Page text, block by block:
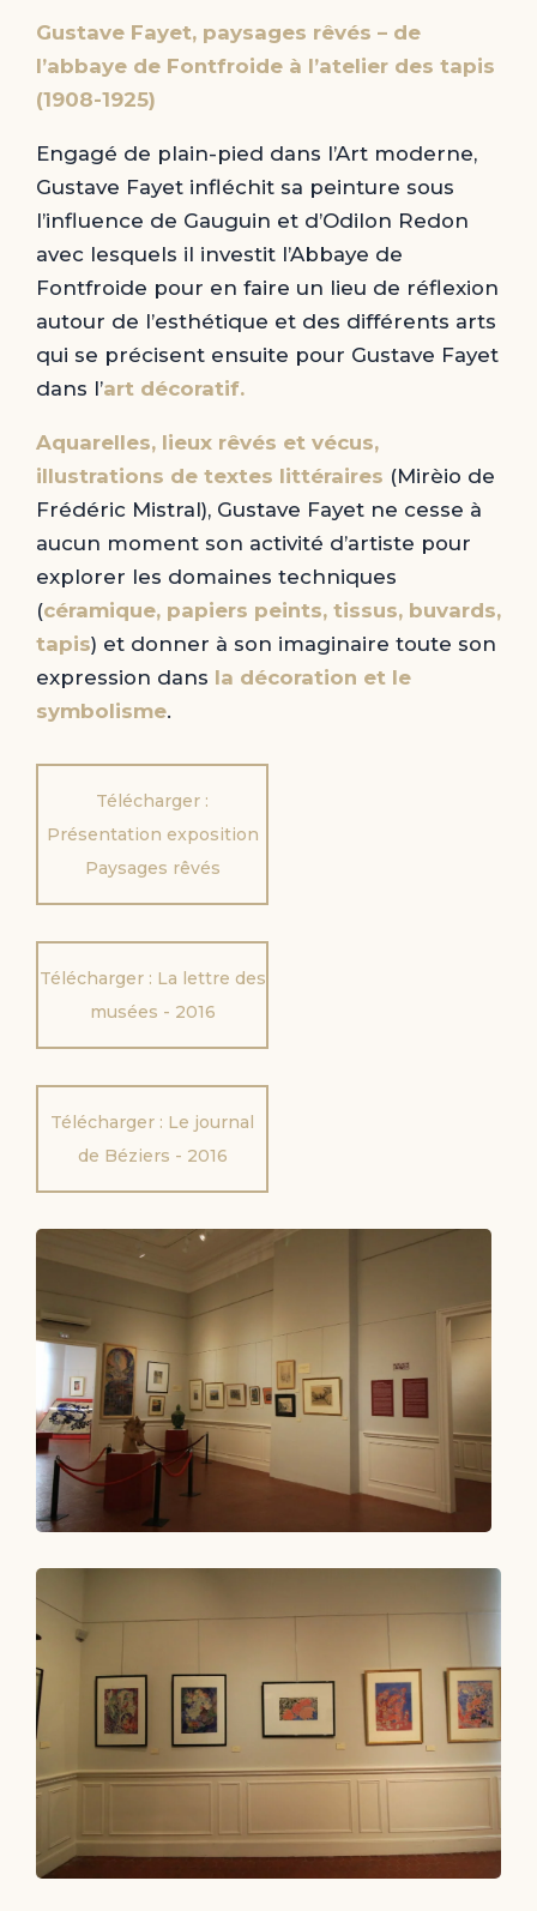
Gustave Fayet, paysages rêvés – de
l’abbaye de Fontfroide à l’atelier des tapis
(1908-1925)
Engagé de plain-pied dans l’Art moderne,
Gustave Fayet infléchit sa peinture sous
l’influence de Gauguin et d’Odilon Redon
avec lesquels il investit l’Abbaye de
Fontfroide pour en faire un lieu de réflexion
autour de l’esthétique et des différents arts
qui se précisent ensuite pour Gustave Fayet
dans l’art décoratif.
Aquarelles, lieux rêvés et vécus,
illustrations de textes littéraires (Mirèio de
Frédéric Mistral), Gustave Fayet ne cesse à
aucun moment son activité d’artiste pour
explorer les domaines techniques
(céramique, papiers peints, tissus, buvards,
tapis) et donner à son imaginaire toute son
expression dans la décoration et le
symbolisme.
Télécharger :
Présentation exposition
Paysages rêvés
Télécharger : La lettre des
musées - 2016
Télécharger : Le journal
de Béziers - 2016